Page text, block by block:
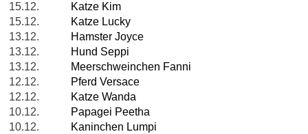
15.12.
Katze Kim
15.12.
Katze Lucky
13.12.
Hamster Joyce
13.12.
Hund Seppi
13.12.
Meerschweinchen Fanni
12.12.
Pferd Versace
12.12.
Katze Wanda
10.12.
Papagei Peetha
10.12.
Kaninchen Lumpi